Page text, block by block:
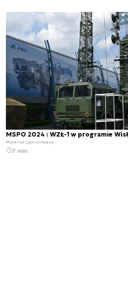
MSPO 2024 : WZŁ-1 w programie
Materiał sponsorowany
7 min.